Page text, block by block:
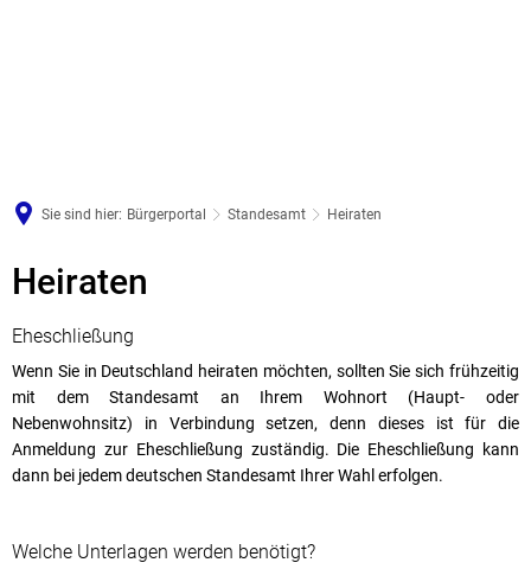
Sie sind hier: Bürgerportal Standesamt Heiraten
Heiraten
Heiraten
Eheschließung
Wenn Sie in Deutschland heiraten möchten, sollten Sie sich frühzeitig
mit dem Standesamt an Ihrem Wohnort (Haupt- oder
Nebenwohnsitz) in Verbindung setzen, denn dieses ist für die
Anmeldung zur Eheschließung zuständig. Die Eheschließung kann
dann bei jedem deutschen Standesamt Ihrer Wahl erfolgen.
Welche Unterlagen werden benötigt?